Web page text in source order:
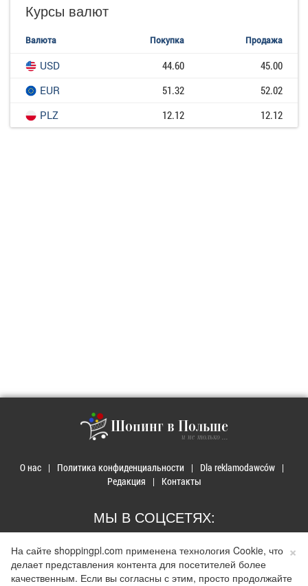
Курсы валют
Валюта Покупка Продажа
USD 44.60
45.00
EUR
51.32
52.02
PLZ
12.12 12.12
Шопинг в Польше
и не только ...
О нас Политика конфиденциальности
Dla reklamodawców
Редакция
Контакты
МЫ В СОЦСЕТЯХ:
×
На сайте shoppingpl.com применена технология Cookie, что
делает представления контента для посетителей более
качественным. Если вы согласны с этим, просто продолжайте